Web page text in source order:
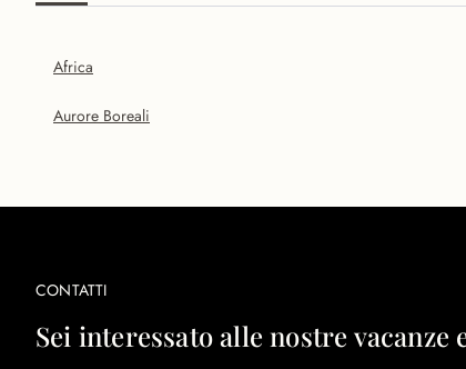
Africa
Aurore Boreali
CONTATTI
Sei interessato alle nostre